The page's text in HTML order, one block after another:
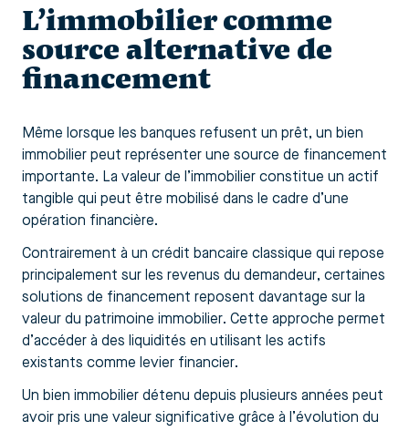
L’immobilier comme
source alternative de
financement
Même lorsque les banques refusent un prêt, un bien
immobilier peut représenter une source de financement
importante. La valeur de l’immobilier constitue un actif
tangible qui peut être mobilisé dans le cadre d’une
opération financière.
Contrairement à un crédit bancaire classique qui repose
principalement sur les revenus du demandeur, certaines
solutions de financement reposent davantage sur la
valeur du patrimoine immobilier. Cette approche permet
d’accéder à des liquidités en utilisant les actifs
existants comme levier financier.
Un bien immobilier détenu depuis plusieurs années peut
avoir pris une valeur significative grâce à l’évolution du